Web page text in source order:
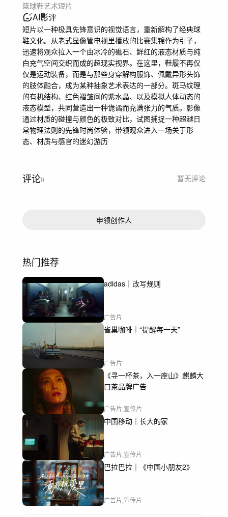
篮球鞋艺术短片
AI影评
短片以一种极具先锋意识的视觉语言，重新解构了经典球
鞋文化。从老式显像管电视里播放的比赛集锦作为引子，
迅速将观众拉入一个由冰冷的礁石、鲜红的液态材质与纯
白充气空间交织而成的超现实视界。在这里，鞋履不再仅
仅是运动装备，而是与那些身穿解构服饰、佩戴异形头饰
的肢体融合，成为某种抽象艺术表达的一部分。斑马纹理
的有机结构、红色褶皱间的紫水晶、以及模拟人体动态的
液态模型，共同营造出一种诡谲而充满张力的气质。影像
通过材质的碰撞与颜色的极致对比，试图捕捉一种超越日
常物理法则的先锋时尚体验，带领观众进入一场关于形
态、材质与感官的迷幻游历
评论0 暂无评论
申领创作人
热门推荐
adidas｜改写规则
广告片
雀巢咖啡｜“提醒每一天”
广告片
《寻一杯茶，入一座山》麒麟大
口茶品牌广告
广告片,宣传片
中国移动｜长大的家
广告片,宣传片
巴拉巴拉｜《中国小朋友2》
广告片,宣传片